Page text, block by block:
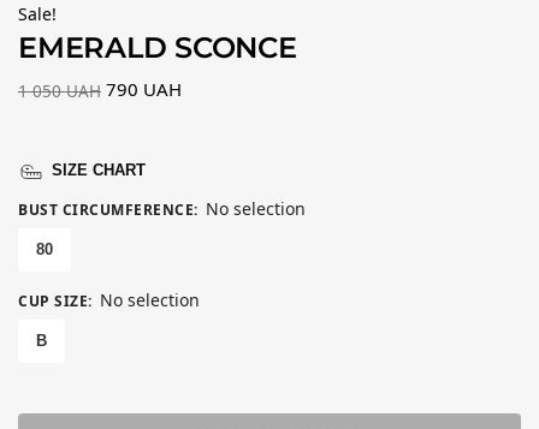
Sale!
EMERALD SCONCE
1 050UAH 790 UAH
SIZE CHART
BUST CIRCUMFERENCE: No selection
80
CUP SIZE: No selection
B